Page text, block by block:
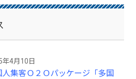
ルコストの大幅な
やGPSなどの情報
れに呼応して動作
ョンを設定する管
の情報伝達を行う
年4月10日
人集客Ｏ２Ｏパッケージ「多国